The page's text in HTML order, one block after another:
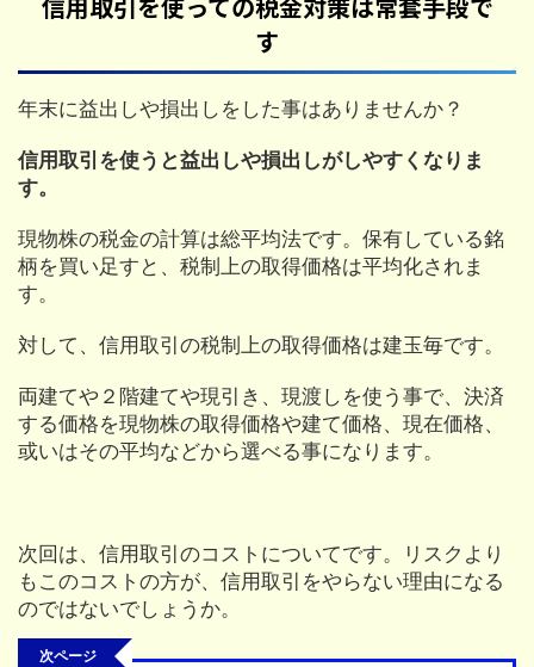
す
年末に益出しや損出しをした事はありませんか？
信用取引を使うと益出しや損出しがしやすくなりま
す。
現物株の税金の計算は総平均法です。保有している銘
柄を買い足すと、税制上の取得価格は平均化されま
す。
対して、信用取引の税制上の取得価格は建玉毎です。
両建てや２階建てや現引き、現渡しを使う事で、決済
する価格を現物株の取得価格や建て価格、現在価格、
或いはその平均などから選べる事になります。
次回は、信用取引のコストについてです。リスクより
もこのコストの方が、信用取引をやらない理由になる
のではないでしょうか。
次ページ